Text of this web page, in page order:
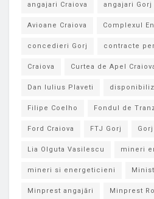
angajari Craiova angajari Gorj
Avioane Craiova Complexul
concedieri Gorj contracte
Craiova Curtea de Apel
Dan Iulius Plaveti
Filipe Coelho Fondul de
Ford Craiova FTJ Gorj Gorj
Lia Olguta Vasilescu mineri
mineri si energeticieni
Minprest angajări Minprest